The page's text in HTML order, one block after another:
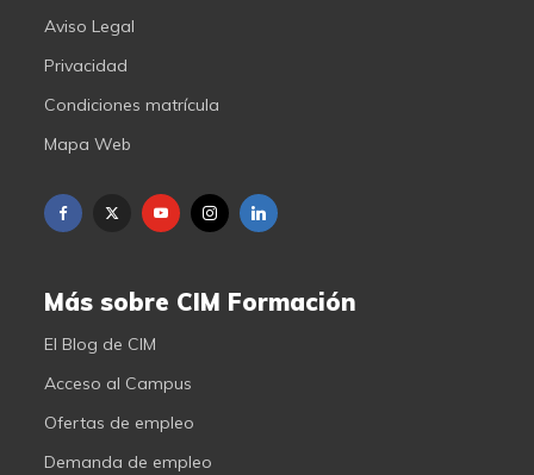
Aviso Legal
Privacidad
Condiciones matrícula
Mapa Web
Más sobre CIM Formación
El Blog de CIM
Acceso al Campus
Ofertas de empleo
Demanda de empleo